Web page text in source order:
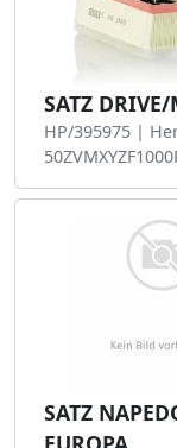
SATZ
HP/395975 |
SATZ